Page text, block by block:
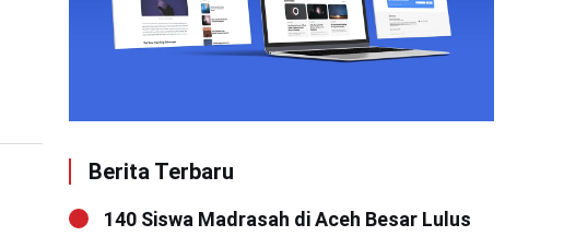
Berita Terbaru
140 Siswa Madrasah di Aceh Besar Lulus